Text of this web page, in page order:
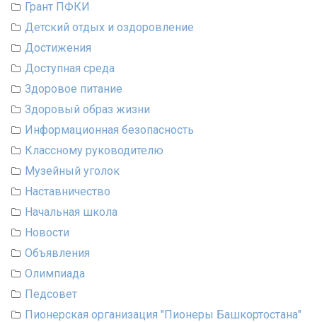
Грант ПФКИ
Детский отдых и оздоровление
Достижения
Доступная среда
Здоровое питание
Здоровый образ жизни
Информационная безопасность
Классному руководителю
Музейный уголок
Наставничество
Начальная школа
Новости
Объявления
Олимпиада
Педсовет
Пионерская организация "Пионеры Башкортостана"